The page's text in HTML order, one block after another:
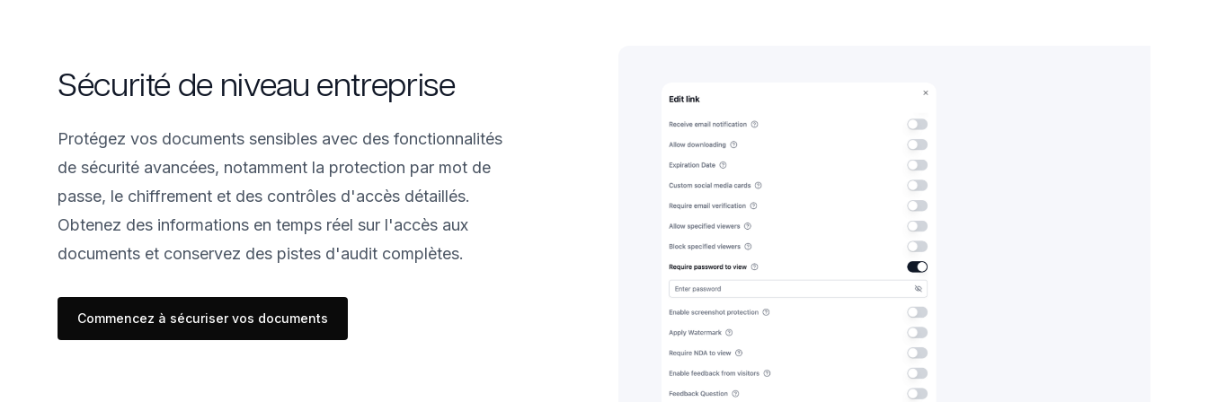
Sécurité de niveau entreprise
Protégez vos documents sensibles avec des fonctionnalités
de sécurité avancées, notamment la protection par mot de
passe, le chiffrement et des contrôles d'accès détaillés.
Obtenez des informations en temps réel sur l'accès aux
documents et conservez des pistes d'audit complètes.
Commencez à sécuriser vos documents